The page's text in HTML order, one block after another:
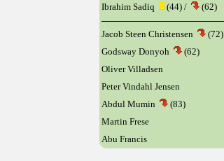
Ibrahim Sadiq
(44) / (62)
Jacob Steen Christensen (72)
Godsway Donyoh
(62)
Oliver Villadsen
Peter Vindahl Jensen
Abdul Mumin
(83)
Martin Frese
Abu Francis